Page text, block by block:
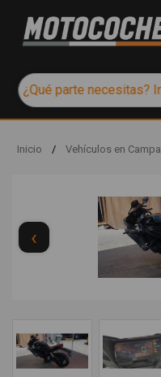
Inicio / Vehículos en Campa
‹